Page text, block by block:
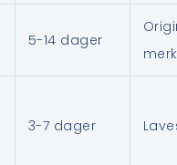
5-14 dager
3-7 dager